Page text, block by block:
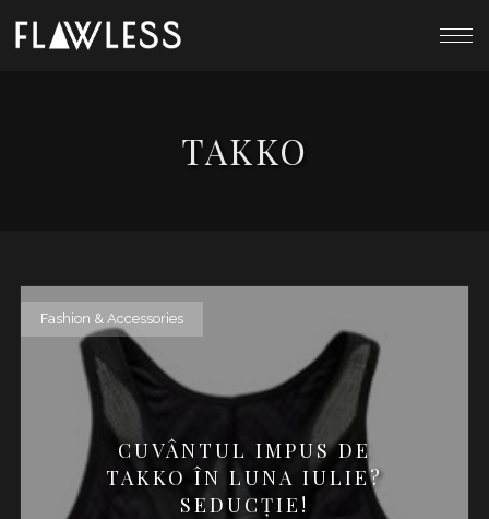
TAKKO
Fashion & Accessories
CUVÂNTUL IMPUS DE
TAKKO ÎN LUNA IULIE?
SEDUCȚIE!